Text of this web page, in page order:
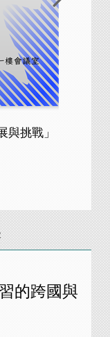
與挑戰」
的跨國與